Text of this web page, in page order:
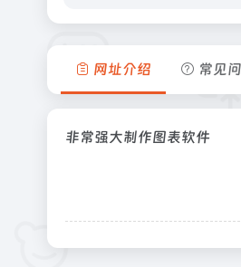
网址介绍 常见
非常强大制作图表软件